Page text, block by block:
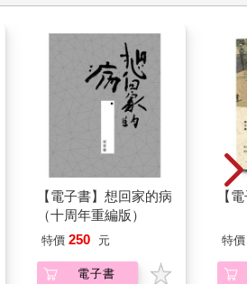
【電子書】想回家的病
（十周年重編版）
特價 250 元
電子書
【
特價